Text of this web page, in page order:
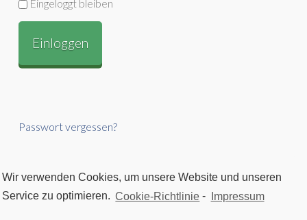
Wir verwenden Cookies, um unsere Website und unseren
Service zu optimieren. Cookie-Richtlinie - Impressum
Eingeloggt bleiben
Passwort vergessen?